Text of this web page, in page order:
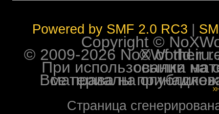
Powered by SMF 2.0 RC3
Copyright ©
© 2009-2026 NoXWorld.ru. All
При использовании
Все права на опубликованные на форуме
Страница